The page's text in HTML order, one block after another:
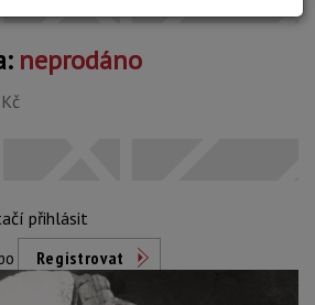
neprodáno
přihlásit
Registrovat